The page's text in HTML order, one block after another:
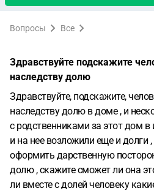
Вопросы Все
Здравствуйте подскажите
наследству долю
Здравствуйте, подскажите,
наследству долю в доме , и
с родственниками за этот дом в
и на нее возложили еще и долги ,
оформить дарственную
долю , скажите сможет ли она
ли вместе с долей человеку